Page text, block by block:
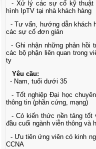
- Xử lý các sự cố kỹ thuật
hình IpTV tại nhà khách hàng
- Tư vấn, hướng dẫn khách
các sự cố đơn giản
- Ghi nhận những phản hồi
các bộ phận liên quan trong
ty
Yêu cầu:
- Nam, tuổi dưới 35
- Tốt nghiệp Đại học
thông tin (phần cứng, mạng)
- Có kiến thức nền tảng tốt
đầu cuối ngành viễn thông và
- Ưu tiên ứng viên có kinh
CCNA